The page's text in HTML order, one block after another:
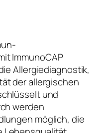
ImmunoCAP
Allergiediagnostik,
der allergischen
und
werden
möglich, die